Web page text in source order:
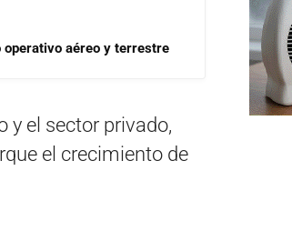
operativo aéreo y terrestre
y el sector privado,
el crecimiento de